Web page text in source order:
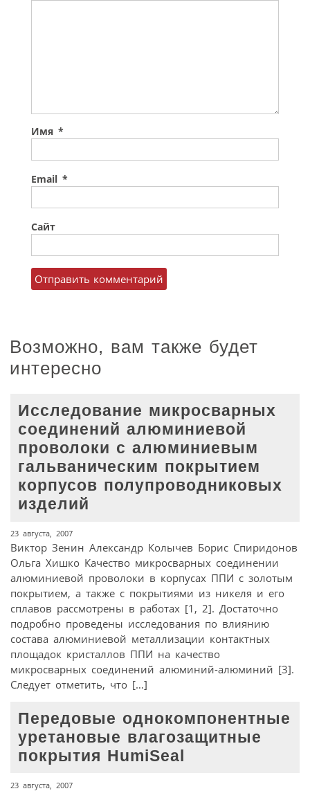
Имя *
Email *
Сайт
Возможно, вам также будет
интересно
Исследование микросварных
соединений алюминиевой
проволоки с алюминиевым
гальваническим покрытием
корпусов полупроводниковых
изделий
23 августа, 2007
Виктор Зенин Александр Колычев Борис Спиридонов
Ольга Хишко Качество микросварных соединении
алюминиевой проволоки в корпусах ППИ с золотым
покрытием, а также с покрытиями из никеля и его
сплавов рассмотрены в работах [1, 2]. Достаточно
подробно проведены исследования по влиянию
состава алюминиевой металлизации контактных
площадок кристаллов ППИ на качество
микросварных соединений алюминий-алюминий [3].
Следует отметить, что […]
Передовые однокомпонентные
уретановые влагозащитные
покрытия HumiSeal
23 августа, 2007